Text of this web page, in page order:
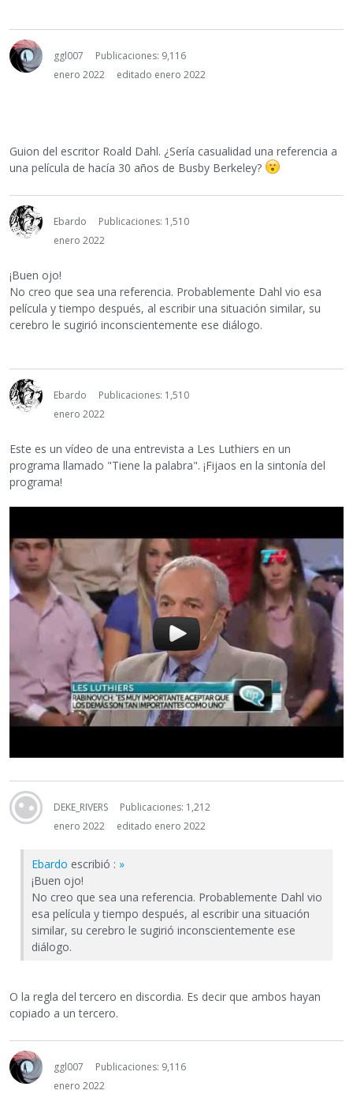
ggl007
Publicaciones: 9,116
enero 2022
editado enero 2022
Guion del escritor Roald Dahl. ¿Sería casualidad una referencia a
una película de hacía 30 años de Busby Berkeley?
Ebardo
Publicaciones: 1,510
enero 2022
¡Buen ojo!
No creo que sea una referencia. Probablemente Dahl vio esa
película y tiempo después, al escribir una situación similar, su
cerebro le sugirió inconscientemente ese diálogo.
Ebardo
Publicaciones: 1,510
enero 2022
Este es un vídeo de una entrevista a Les Luthiers en un
programa llamado "Tiene la palabra". ¡Fijaos en la sintonía del
programa!
DEKE_RIVERS
Publicaciones: 1,212
enero 2022
editado enero 2022
Ebardo escribió : »
¡Buen ojo!
No creo que sea una referencia. Probablemente Dahl vio
esa película y tiempo después, al escribir una situación
similar, su cerebro le sugirió inconscientemente ese
diálogo.
O la regla del tercero en discordia. Es decir que ambos hayan
copiado a un tercero.
ggl007
Publicaciones: 9,116
enero 2022